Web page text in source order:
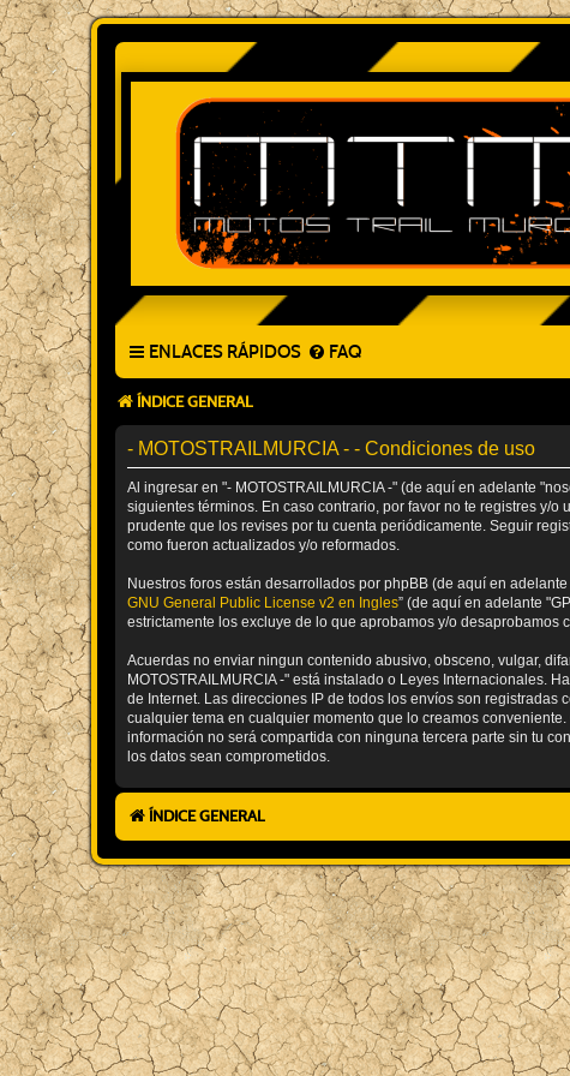
ENLACES RÁPIDOS FAQ
ÍNDICE GENERAL
- MOTOSTRAILMURCIA - - Condiciones de uso
Al ingresar en "- MOTOSTRAILMURCIA -" (de aquí en adelante
siguientes términos. En caso contrario, por favor no te registres y/
prudente que los revises por tu cuenta periódicamente. Seguir
como fueron actualizados y/o reformados.
Nuestros foros están desarrollados por phpBB (de aquí en
GNU General Public License v2 en Ingles” (de aquí en adelante
estrictamente los excluye de lo que aprobamos y/o
Acuerdas no enviar ningun contenido abusivo, obsceno, vulgar,
MOTOSTRAILMURCIA -" está instalado o Leyes Internacionales.
de Internet. Las direcciones IP de todos los envíos son registradas
cualquier tema en cualquier momento que lo creamos
información no será compartida con ninguna tercera parte sin tu
los datos sean comprometidos.
ÍNDICE GENERAL